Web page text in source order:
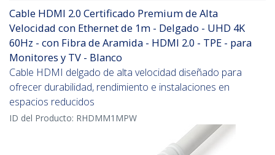
Cable HDMI 2.0 Certificado Premium de Alta
Velocidad con Ethernet de 1m - Delgado - UHD 4K
60Hz - con Fibra de Aramida - HDMI 2.0 - TPE - para
Monitores y TV - Blanco
Cable HDMI delgado de alta velocidad diseñado para
ofrecer durabilidad, rendimiento e instalaciones en
espacios reducidos
ID del Producto: RHDMM1MPW